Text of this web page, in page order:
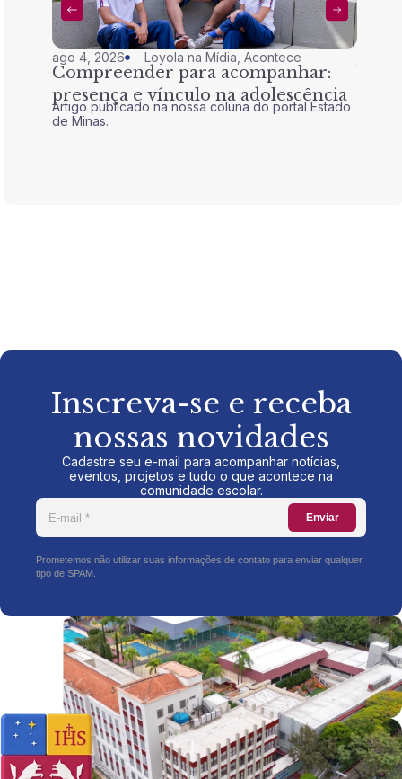
ago 4, 2026 Loyola na Mídia ,Acontece
Compreender para acompanhar:
presença e vínculo na adolescência
Artigo publicado na nossa coluna do portal Estado
de Minas.
Inscreva-se e receba
nossas novidades
Cadastre seu e-mail para acompanhar notícias,
eventos, projetos e tudo o que acontece na
comunidade escolar.
Enviar
Prometemos não utilizar suas informações de contato para enviar qualquer
tipo de SPAM.